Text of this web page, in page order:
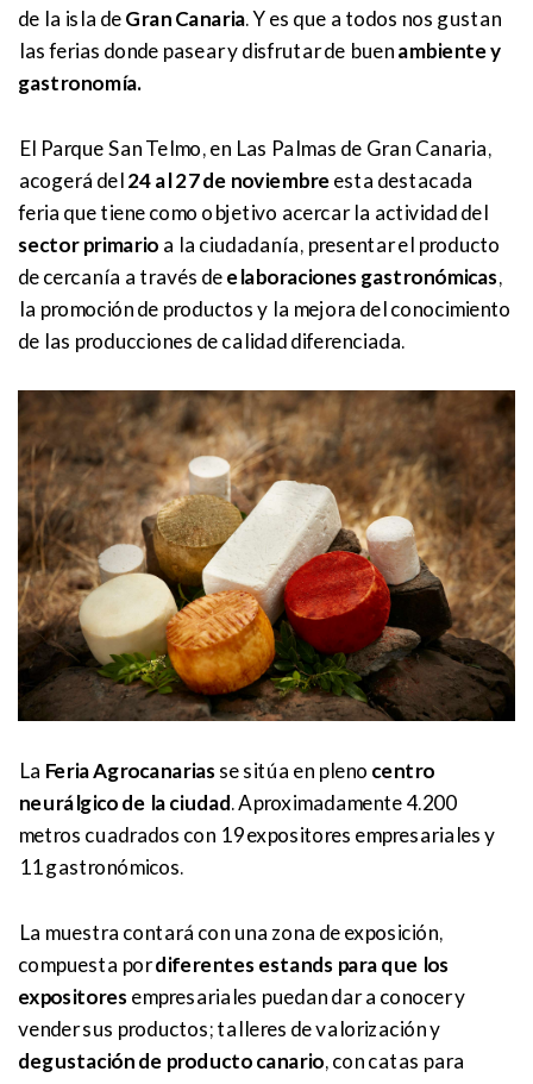
de la isla deGran Canaria. Y es que a todos nos gustan
las ferias donde pasear y disfrutar de buenambiente y
gastronomía.
El Parque San Telmo, en Las Palmas de Gran Canaria,
acogerá del24 al 27 de noviembreesta destacada
feria que tiene como objetivo acercar la actividad del
sector primario a la ciudadanía, presentar el producto
de cercanía a través deelaboraciones gastronómicas,
la promoción de productos y la mejora del conocimiento
de las producciones de calidad diferenciada.
La Feria Agrocanariasse sitúa en pleno centro
neurálgico de la ciudad. Aproximadamente 4.200
metros cuadrados con 19 expositores empresariales y
11 gastronómicos.
La muestra contará con una zona de exposición,
compuesta pordiferentes estands para que los
expositoresempresariales puedan dar a conocer y
vender sus productos; talleres de valorización y
degustación de producto canario, con catas para